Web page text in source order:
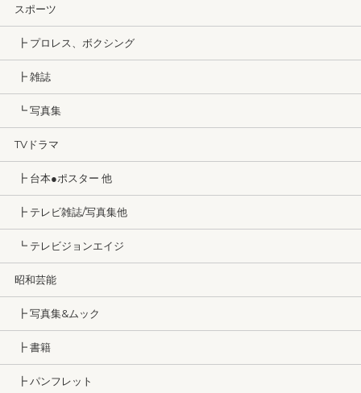
スポーツ
┣ プロレス、ボクシング
┣ 雑誌
┗ 写真集
TVドラマ
┣ 台本●ポスター 他
┣ テレビ雑誌/写真集他
┗ テレビジョンエイジ
昭和芸能
┣ 写真集&ムック
┣ 書籍
┣ パンフレット